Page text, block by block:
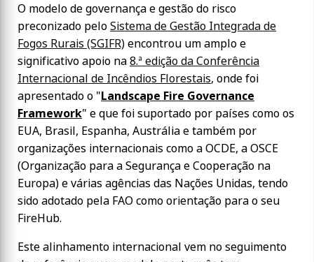
O modelo de governança e gestão do risco
preconizado peloSistema de Gestão Integrada de
Fogos Rurais (SGIFR)encontrou um amplo e
significativo apoio na8.ª edição da Conferência
Internacional de Incêndios Florestais, onde foi
apresentado o "Landscape Fire Governance
Framework" e que foi suportado por países como os
EUA, Brasil, Espanha, Austrália e também por
organizações internacionais como a OCDE, a OSCE
(Organização para a Segurança e Cooperação na
Europa) e várias agências das Nações Unidas, tendo
sido adotado pela FAO como orientação para o seu
FireHub.
Este alinhamento internacional vem no seguimento